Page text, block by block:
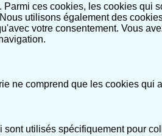
ces cookies, les cookies qui
utilisons également des
votre consentement. Vous
ne comprend que les cookies qui
utilisés spécifiquement pour